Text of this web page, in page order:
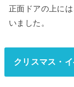
正面ドアの上に
いました。
クリスマス・